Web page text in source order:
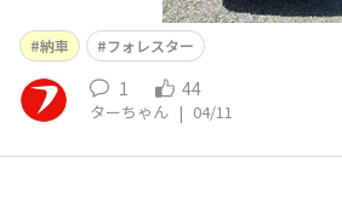
納車 フォレスター
1 44
ターちゃん | 04/11